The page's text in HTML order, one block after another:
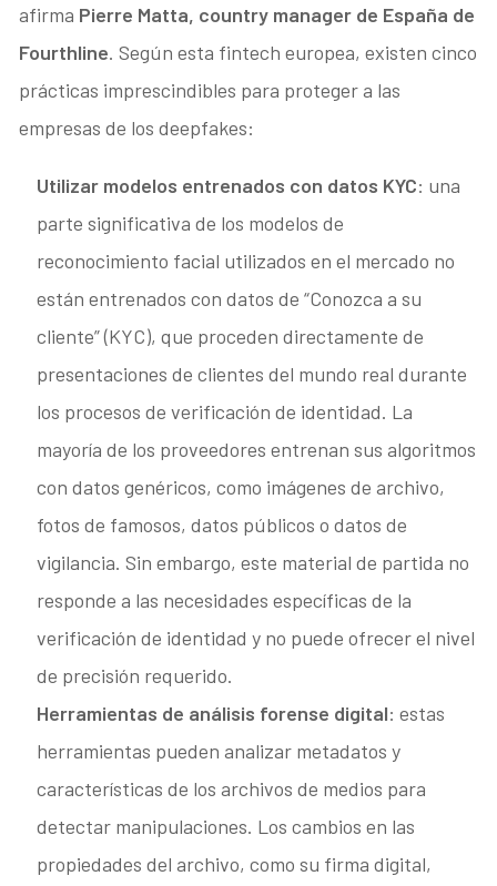
afirma Pierre Matta, country manager de España de
Fourthline. Según esta fintech europea, existen cinco
prácticas imprescindibles para proteger a las
empresas de los deepfakes:
Utilizar modelos entrenados con datos KYC: una
parte significativa de los modelos de
reconocimiento facial utilizados en el mercado no
están entrenados con datos de “Conozca a su
cliente” (KYC), que proceden directamente de
presentaciones de clientes del mundo real durante
los procesos de verificación de identidad. La
mayoría de los proveedores entrenan sus algoritmos
con datos genéricos, como imágenes de archivo,
fotos de famosos, datos públicos o datos de
vigilancia. Sin embargo, este material de partida no
responde a las necesidades específicas de la
verificación de identidad y no puede ofrecer el nivel
de precisión requerido.
Herramientas de análisis forense digital: estas
herramientas pueden analizar metadatos y
características de los archivos de medios para
detectar manipulaciones. Los cambios en las
propiedades del archivo, como su firma digital,